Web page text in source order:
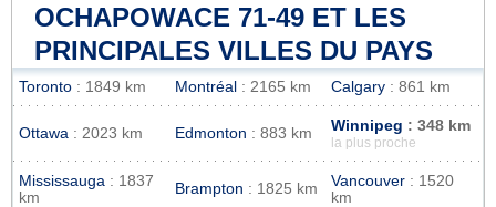
OCHAPOWACE 71-49 ET LES
PRINCIPALES VILLES DU PAYS
Toronto : 1849 km Montréal : 2165 km Calgary : 861 km
Ottawa : 2023 km Edmonton : 883 km Winnipeg : 348 km
la plus proche
Mississauga : 1837
km
Brampton : 1825 km Vancouver : 1520
km